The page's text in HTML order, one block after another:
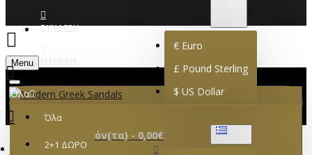
ΣΎΝΔΕΣΗ
€ Euro
£ Pound Sterling
$ US Dollar
Menu
0 προϊόν(τα) - 0,00€
Όλα
Όλα
2+1 ΔΩΡΟ